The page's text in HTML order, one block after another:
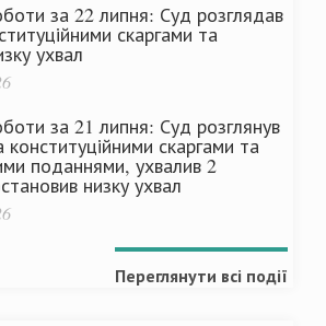
за 22 липня: Суд розглядав
скаргами та
ухвал
за 21 липня: Суд розглянув
конституційними скаргами та
поданнями, ухвалив 2
низку ухвал
Переглянути всі події